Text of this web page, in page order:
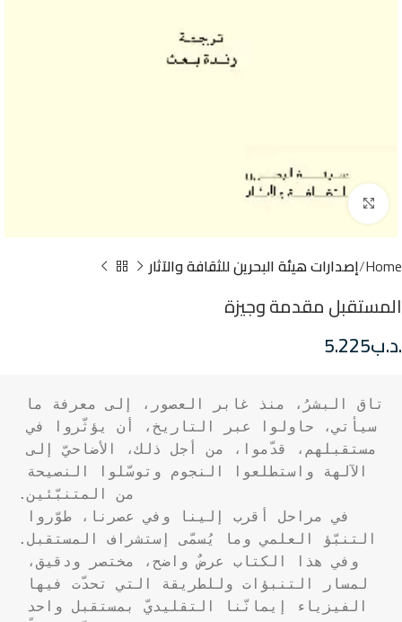
Click to enlarge
Home إصدارات هيئة البحرين للثقافة والآثار
المستقبل مقدمة وجيزة
.د.ب5.225
سيأتي، حاولوا عبر التاريخ، أن يؤثّروا في
مستقبلهم، قدّموا، من أجل ذلك، الأضاحيّ إلى